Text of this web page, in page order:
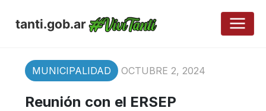
tanti.gob.ar
MUNICIPALIDAD OCTUBRE 2, 2024
Reunión con el ERSEP